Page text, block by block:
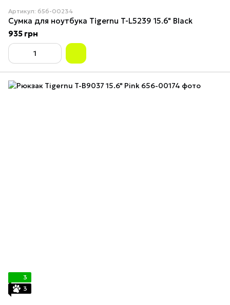
Артикул: 656-00234
Сумка для ноутбука Tigernu T-L5239 15.6" Black
935 грн
3
3